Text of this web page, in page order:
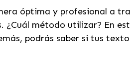
óptima y profesional a
¿Cuál método utilizar? En
podrás saber si tus